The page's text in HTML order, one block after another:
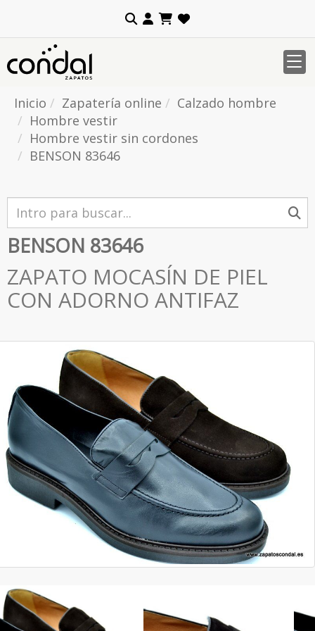
Inicio Zapatería online
Calzado hombre
Hombre vestir
Hombre vestir sin cordones
BENSON 83646
BENSON 83646
ZAPATO MOCASÍN DE PIEL
CON ADORNO ANTIFAZ